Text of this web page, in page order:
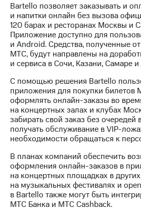
Новости
в
регионе
и акционерам
Корпоративное
управление
Корпоративный
секретарь
Раскрытие
информации
Информация
акционерам
ПАО
"МТС"
Собрания
акционеров
Личный
кабинет
Bartello позволяет заказывать и
и напитки онлайн без вызова
120 барах и ресторанах Москвы и
Приложение доступно для
и Android. Средства, полученные
МТС, будут направлены на
и сервиса в Сочи, Казани, Самаре и
С помощью решения Bartello
приложения для покупки билетов
оформлять онлайн-заказы во
на концертных залах и клубах
забирать свой заказ без очередей
получать обслуживание в VIP-
необходимости обращаться к
В планах компаний обеспечить
оформления онлайн-заказов в
на концертных площадках в
на музыкальных фестивалях и
в Bartello также могут быть
МТС Банка и МТС Cashback.